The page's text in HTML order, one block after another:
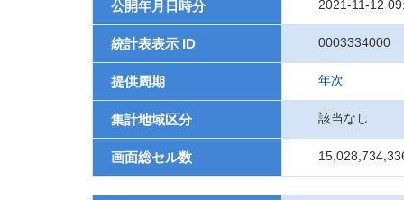
公開年月日時分 2021-11-12
統計表表示 ID 0003334000
提供周期 年次
集計地域区分 該当なし
画面総セル数